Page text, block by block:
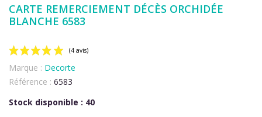
CARTE REMERCIEMENT DÉCÈS ORCHIDÉE
BLANCHE 6583
Marque : Decorte
Référence : 6583
Stock disponible : 40